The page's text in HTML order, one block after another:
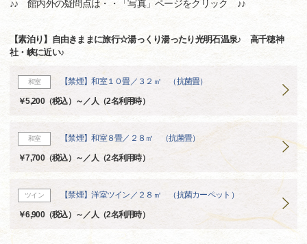
♪♪ 館内外の疑問点は・・「写真」ページをクリック ♪♪
【素泊り】自由きままに旅行☆湯っくり湯ったり光明石温泉♪ 高千穂神
社・峡に近い♪
和室 【禁煙】和室１０畳／３２㎡ （抗菌畳）
￥5,200（税込）～／人（2名利用時）
和室 【禁煙】和室８畳／２８㎡ （抗菌畳）
￥7,700（税込）～／人（2名利用時）
ツイン 【禁煙】洋室ツイン／２８㎡ （抗菌カーペット）
￥6,900（税込）～／人（2名利用時）